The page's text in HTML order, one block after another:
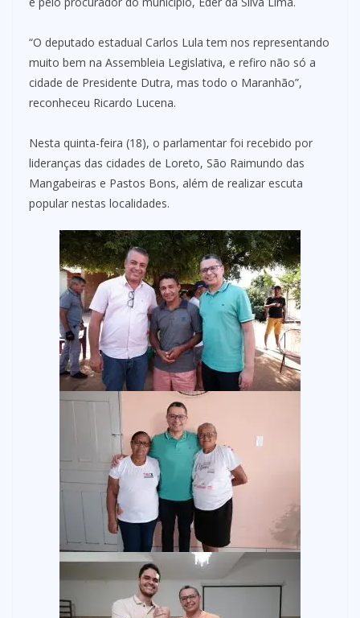
“O deputado estadual Carlos Lula tem nos representando
muito bem na Assembleia Legislativa, e refiro não só a
cidade de Presidente Dutra, mas todo o Maranhão”,
reconheceu Ricardo Lucena.
Nesta quinta-feira (18), o parlamentar foi recebido por
lideranças das cidades de Loreto, São Raimundo das
Mangabeiras e Pastos Bons, além de realizar escuta
popular nestas localidades.